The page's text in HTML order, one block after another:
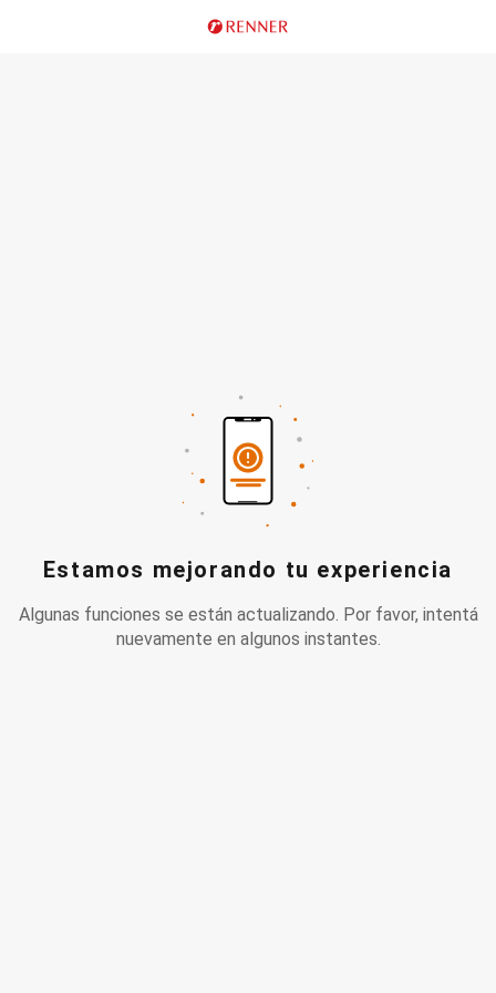
Estamos mejorando tu experiencia
Algunas funciones se están actualizando. Por favor, intentá
nuevamente en algunos instantes.